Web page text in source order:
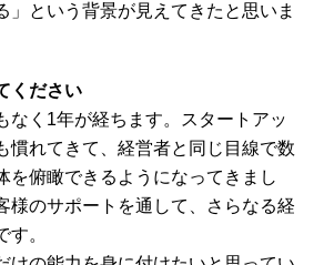
」という背景が見えてきたと思いま
ください
なく1年が経ちます。スタートアッ
慣れてきて、経営者と同じ目線で数
を俯瞰できるようになってきまし
様のサポートを通して、さらなる経
。